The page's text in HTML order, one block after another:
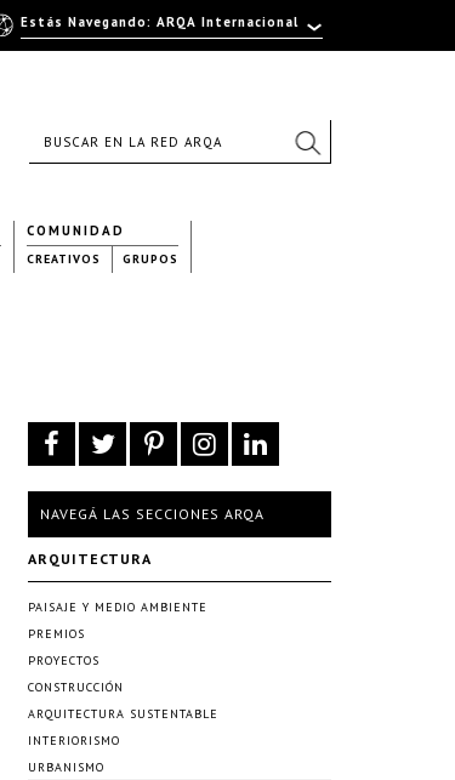
COMUNIDAD
CREATIVOS GRUPOS
NAVEGÁ LAS SECCIONES ARQA
ARQUITECTURA
PAISAJE Y MEDIO AMBIENTE
PREMIOS
PROYECTOS
CONSTRUCCIÓN
ARQUITECTURA SUSTENTABLE
INTERIORISMO
URBANISMO
Estás Navegando: ARQA Internacional